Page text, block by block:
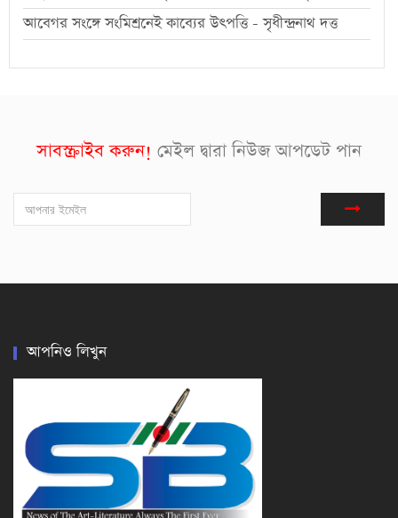
আবেগর সংঙ্গে সংমিশ্রনেই কাব্যের উৎপত্তি - সৃধীন্দ্রনাথ দত্ত
সাবস্ক্রাইব করুন! মেইল দ্বারা নিউজ আপডেট পান
আপনিও লিখুন